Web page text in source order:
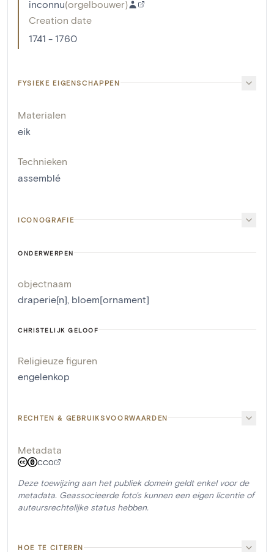
inconnu(orgelbouwer)
Creation date
1741 - 1760
FYSIEKE EIGENSCHAPPEN
Materialen
eik
Technieken
assemblé
ICONOGRAFIE
ONDERWERPEN
objectnaam
draperie[n], bloem[ornament]
CHRISTELIJK GELOOF
Religieuze figuren
engelenkop
RECHTEN & GEBRUIKSVOORWAARDEN
Metadata
CC0
Deze toewijzing aan het publiek domein geldt enkel voor de
metadata. Geassocieerde foto's kunnen een eigen licentie of
auteursrechtelijke status hebben.
HOE TE CITEREN